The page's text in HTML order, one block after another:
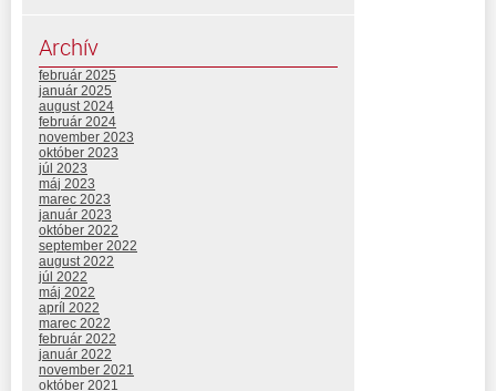
Archív
február 2025
január 2025
august 2024
február 2024
november 2023
október 2023
júl 2023
máj 2023
marec 2023
január 2023
október 2022
september 2022
august 2022
júl 2022
máj 2022
apríl 2022
marec 2022
február 2022
január 2022
november 2021
október 2021